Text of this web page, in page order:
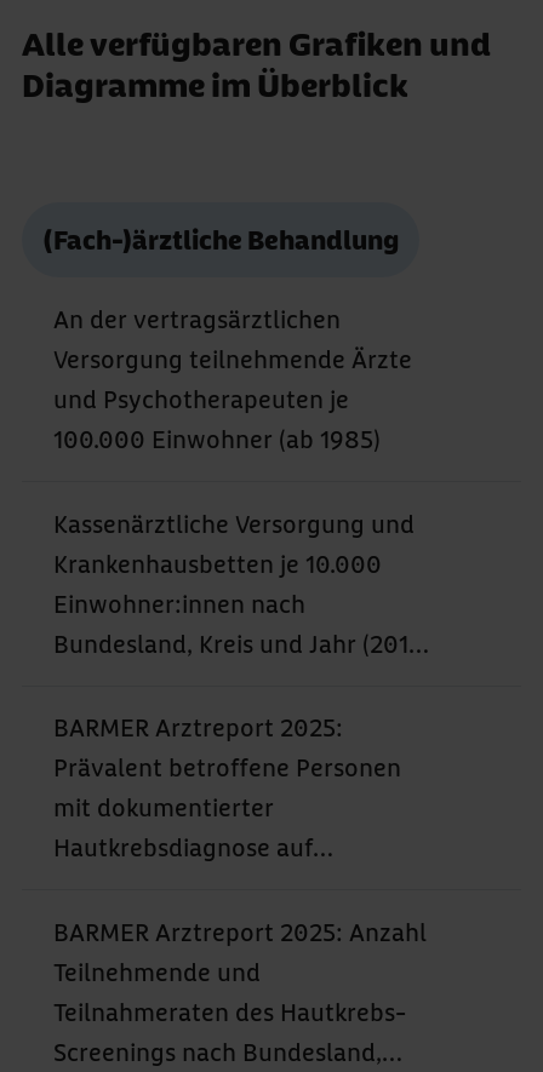
Alle verfügbaren Grafiken und
Diagramme im Überblick
(Fach-)ärztliche Behandlung
An der vertragsärztlichen
Versorgung teilnehmende Ärzte
und Psychotherapeuten je
100.000 Einwohner (ab 1985)
Kassenärztliche Versorgung und
Krankenhausbetten je 10.000
Einwohner:innen nach
Bundesland, Kreis und Jahr (2015–
BARMER Arztreport 2025:
Prävalent betroffene Personen
mit dokumentierter
Hautkrebsdiagnose auf
oder C44) nach Bundesland,
Geschlecht und Altersgruppen
(2005–2023)
BARMER Arztreport 2025: Anzahl
Teilnehmende und
Teilnahmeraten des Hautkrebs-
Screenings nach Bundesland,